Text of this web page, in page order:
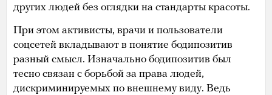
других людей без оглядки на стандарты красоты.
При этом активисты, врачи и пользователи
соцсетей вкладывают в понятие бодипозитив
разный смысл. Изначально бодипозитив был
тесно связан с борьбой за права людей,
дискриминируемых по внешнему виду. Ведь